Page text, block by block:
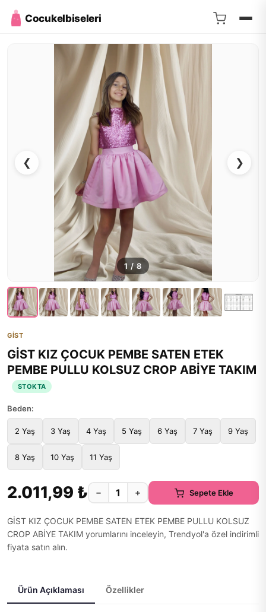
Cocukelbiseleri
❮ ❯
1 /8
GİST
GİST KIZ ÇOCUK PEMBE SATEN ETEK
PEMBE PULLU KOLSUZ CROP ABİYE TAKIM
STOKTA
Beden:
2 Yaş 3 Yaş 4 Yaş 5 Yaş 6 Yaş 7 Yaş 9 Yaş
8 Yaş 10 Yaş 11 Yaş
2.011,99 ₺ − + Sepete Ekle
GİST KIZ ÇOCUK PEMBE SATEN ETEK PEMBE PULLU KOLSUZ
CROP ABİYE TAKIM yorumlarını inceleyin, Trendyol'a özel indirimli
fiyata satın alın.
Ürün Açıklaması Özellikler